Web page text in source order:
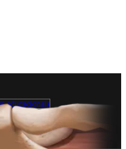
educacionais
na Arthrex?